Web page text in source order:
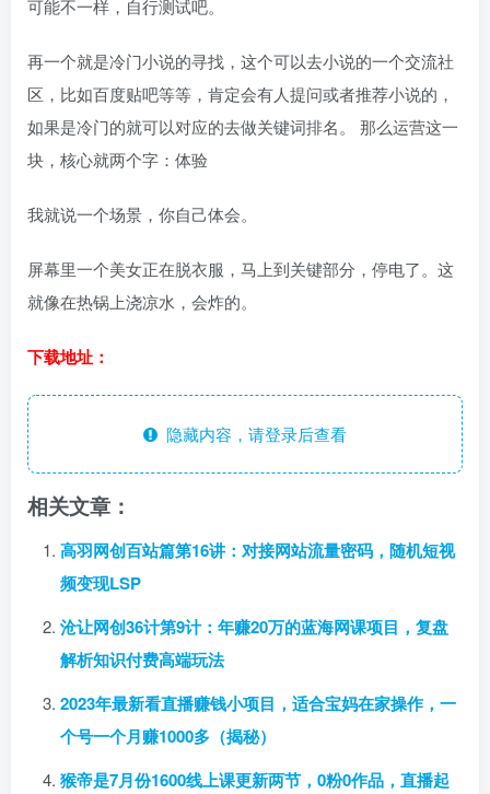
可能不一样，自行测试吧。
再一个就是冷门小说的寻找，这个可以去小说的一个交流社
区，比如百度贴吧等等，肯定会有人提问或者推荐小说的，
如果是冷门的就可以对应的去做关键词排名。 那么运营这一
块，核心就两个字：体验
我就说一个场景，你自己体会。
屏幕里一个美女正在脱衣服，马上到关键部分，停电了。这
就像在热锅上浇凉水，会炸的。
下载地址：
隐藏内容，请登录后查看
相关文章：
高羽网创百站篇第16讲：对接网站流量密码，随机短视
频变现LSP
沧让网创36计第9计：年赚20万的蓝海网课项目，复盘
解析知识付费高端玩法
2023年最新看直播赚钱小项目，适合宝妈在家操作，一
个号一个月赚1000多（揭秘）
猴帝是7月份1600线上课更新两节，0粉0作品，直播起